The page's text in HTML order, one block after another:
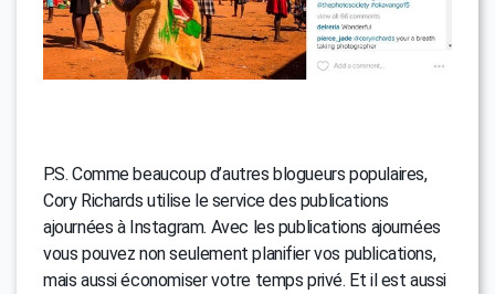
P.S. Comme beaucoup d’autres blogueurs populaires,
Cory Richards utilise le service des publications
ajournées à Instagram. Avec les publications ajournées
vous pouvez non seulement planifier vos publications,
mais aussi économiser votre temps privé. Et il est aussi